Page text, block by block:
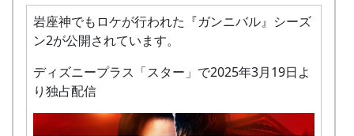
私達メシポンバンドが若い頃連続出場を果たして
岩座神でもロケが行われた『ガンニバル』シーズ
ン2が公開されています。
ディズニープラス「スター」で2025年3月19日よ
り独占配信